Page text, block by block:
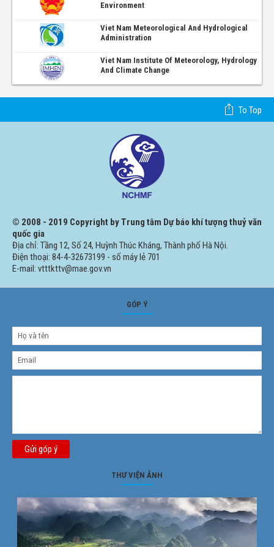
Environment
Viet Nam Meteorological And Hydrological
Administration
Viet Nam Institute Of Meteorology, Hydrology
And Climate Change
To Top
© 2008 - 2019 Copyright by Trung tâm Dự báo khí tượng thuỷ văn
quốc gia
Địa chỉ: Tầng 12, Số 24, Huỳnh Thúc Kháng, Thành phố Hà Nội.
Điện thoại: 84-4-32673199 - số máy lẻ 701
E-mail: vtttkttv@mae.gov.vn
GÓP Ý
Gửi góp ý
THƯ VIỆN ẢNH